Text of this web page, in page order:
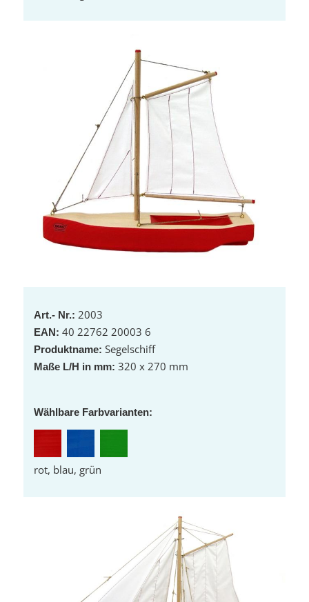
Art.- Nr.: 2003
EAN: 40 22762 20003 6
Produktname: Segelschiff
Maße L/H in mm: 320 x 270 mm
Wählbare Farbvarianten:
rot, blau, grün